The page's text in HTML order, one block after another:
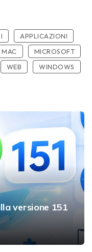
APPLICAZIONI
MAC
MICROSOFT
WEB
WINDOWS
versione 151